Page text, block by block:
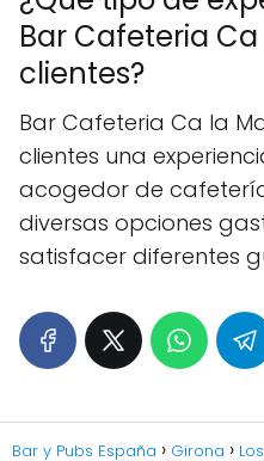
Bar Cafeteria
clientes?
Bar Cafeteria Ca la
clientes una
acogedor de
diversas opciones
satisfacer diferentes
Bar y Pubs España Girona